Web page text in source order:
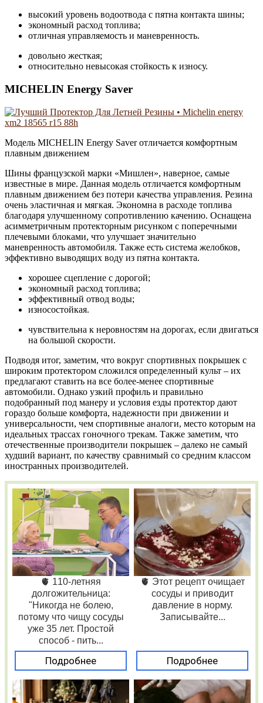
высокий уровень водоотвода с пятна контакта шины;
экономный расход топлива;
отличная управляемость и маневренность.
довольно жесткая;
относительно невысокая стойкость к износу.
MICHELIN Energy Saver
Модель MICHELIN Energy Saver отличается комфортным
плавным движением
Шины французской марки «Мишлен», наверное, самые
известные в мире. Данная модель отличается комфортным
плавным движением без потери качества управления. Резина
очень эластичная и мягкая. Экономна в расходе топлива
благодаря улучшенному сопротивлению качению. Оснащена
асимметричным протекторным рисунком с поперечными
плечевыми блоками, что улучшает значительно
маневренность автомобиля. Также есть система желобков,
эффективно выводящих воду из пятна контакта.
хорошее сцепление с дорогой;
экономный расход топлива;
эффективный отвод воды;
износостойкая.
чувствительна к неровностям на дорогах, если двигаться
на большой скорости.
Подводя итог, заметим, что вокруг спортивных покрышек с
широким протектором сложился определенный культ – их
предлагают ставить на все более-менее спортивные
автомобили. Однако узкий профиль и правильно
подобранный под манеру и условия езды протектор дают
гораздо больше комфорта, надежности при движении и
универсальности, чем спортивные аналоги, место которым на
идеальных трассах гоночного трекам. Также заметим, что
отечественные производители покрышек – далеко не самый
худший вариант, по качеству сравнимый со средним классом
иностранных производителей.
🫀 110-летняя
долгожительница:
"Никогда не болею,
потому что чищу сосуды
уже 35 лет. Простой
способ - пить...
Подробнее
🫀 Этот рецепт очищает
сосуды и приводит
давление в норму.
Записывайте...
Подробнее